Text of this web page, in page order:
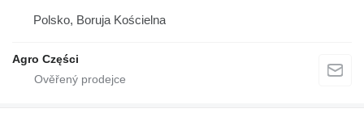
Polsko, Boruja Kościelna
Agro Części